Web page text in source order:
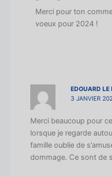
Merci pour ton
voeux pour 2024 !
EDOUARD LE
3 JANVIER
Merci beaucoup pour
lorsque je regarde
famille oublie de
dommage. Ce sont de